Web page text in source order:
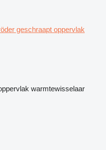
geschraapt oppervlak
warmtewisselaar